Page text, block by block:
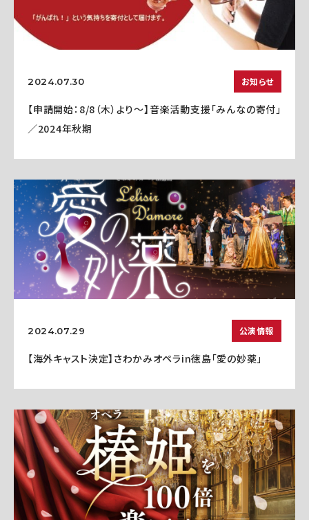
2024.07.30 お知らせ
【申請開始：8/8（木）より～】音楽活動支援「みんなの寄付」
／2024年秋期
2024.07.29 公演情報
【海外キャスト決定】さわかみオペラin徳島「愛の妙薬」